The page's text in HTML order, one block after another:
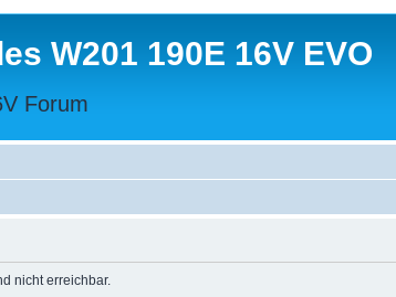
W201 190E 16V EVO
Forum
nicht erreichbar.